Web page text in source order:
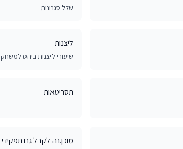
שלל סגנונות
ליצנות
שיעורי ליצנות ביהס למשחק
תסריטאות
מוכן.נה לקבל גם תפקידי